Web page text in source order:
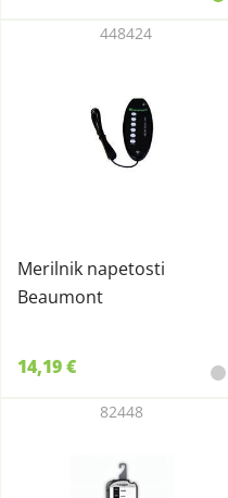
Merilnik napetosti
Beaumont
448424
14,19 €
82448